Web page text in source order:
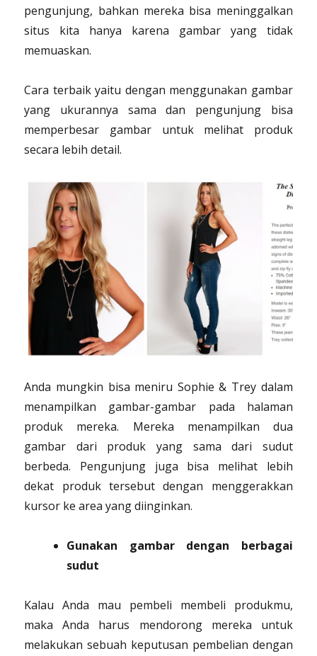
pengunjung, bahkan mereka bisa meninggalkan
situs kita hanya karena gambar yang tidak
memuaskan.
Cara terbaik yaitu dengan menggunakan gambar
yang ukurannya sama dan pengunjung bisa
memperbesar gambar untuk melihat produk
secara lebih detail.
Anda mungkin bisa meniru Sophie & Trey dalam
menampilkan gambar-gambar pada halaman
produk mereka. Mereka menampilkan dua
gambar dari produk yang sama dari sudut
berbeda. Pengunjung juga bisa melihat lebih
dekat produk tersebut dengan menggerakkan
kursor ke area yang diinginkan.
Gunakan gambar dengan berbagai
sudut
Kalau Anda mau pembeli membeli produkmu,
maka Anda harus mendorong mereka untuk
melakukan sebuah keputusan pembelian dengan